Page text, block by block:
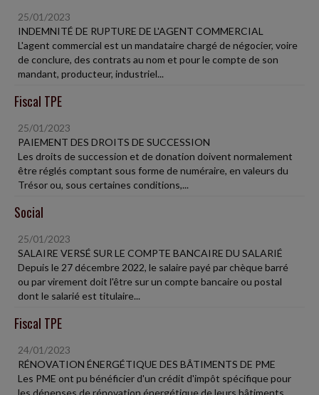
25/01/2023
INDEMNITÉ DE RUPTURE DE L'AGENT COMMERCIAL
L'agent commercial est un mandataire chargé de négocier, voire
de conclure, des contrats au nom et pour le compte de son
mandant, producteur, industriel...
Fiscal TPE
25/01/2023
PAIEMENT DES DROITS DE SUCCESSION
Les droits de succession et de donation doivent normalement
être réglés comptant sous forme de numéraire, en valeurs du
Trésor ou, sous certaines conditions,...
Social
25/01/2023
SALAIRE VERSÉ SUR LE COMPTE BANCAIRE DU SALARIÉ
Depuis le 27 décembre 2022, le salaire payé par chèque barré
ou par virement doit l'être sur un compte bancaire ou postal
dont le salarié est titulaire...
Fiscal TPE
24/01/2023
RÉNOVATION ÉNERGÉTIQUE DES BÂTIMENTS DE PME
Les PME ont pu bénéficier d'un crédit d'impôt spécifique pour
les dépenses de rénovation énergétique de leurs bâtiments